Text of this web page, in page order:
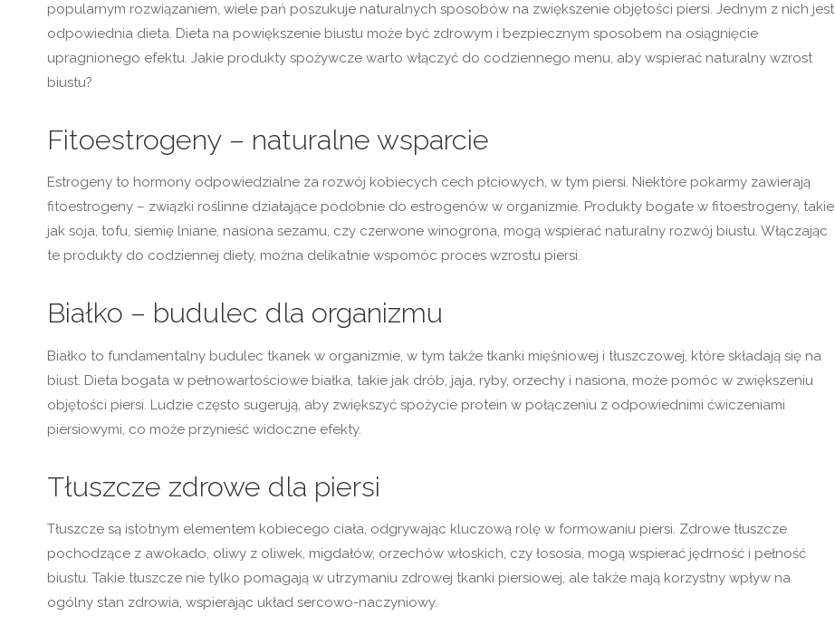
popularnym rozwiązaniem, wiele pań poszukuje naturalnych sposobów na zwiększenie objętości piersi. Jednym z nich jest
odpowiednia dieta. Dieta na powiększenie biustu może być zdrowym i bezpiecznym sposobem na osiągnięcie
upragnionego efektu. Jakie produkty spożywcze warto włączyć do codziennego menu, aby wspierać naturalny wzrost
biustu?
Fitoestrogeny – naturalne wsparcie
Estrogeny to hormony odpowiedzialne za rozwój kobiecych cech płciowych, w tym piersi. Niektóre pokarmy zawierają
fitoestrogeny – związki roślinne działające podobnie do estrogenów w organizmie. Produkty bogate w fitoestrogeny, takie
jak soja, tofu, siemię lniane, nasiona sezamu, czy czerwone winogrona, mogą wspierać naturalny rozwój biustu. Włączając
te produkty do codziennej diety, można delikatnie wspomóc proces wzrostu piersi.
Białko – budulec dla organizmu
Białko to fundamentalny budulec tkanek w organizmie, w tym także tkanki mięśniowej i tłuszczowej, które składają się na
biust. Dieta bogata w pełnowartościowe białka, takie jak drób, jaja, ryby, orzechy i nasiona, może pomóc w zwiększeniu
objętości piersi. Ludzie często sugerują, aby zwiększyć spożycie protein w połączeniu z odpowiednimi ćwiczeniami
piersiowymi, co może przynieść widoczne efekty.
Tłuszcze zdrowe dla piersi
Tłuszcze są istotnym elementem kobiecego ciała, odgrywając kluczową rolę w formowaniu piersi. Zdrowe tłuszcze
pochodzące z awokado, oliwy z oliwek, migdałów, orzechów włoskich, czy łososia, mogą wspierać jędrność i pełność
biustu. Takie tłuszcze nie tylko pomagają w utrzymaniu zdrowej tkanki piersiowej, ale także mają korzystny wpływ na
ogólny stan zdrowia, wspierając układ sercowo-naczyniowy.